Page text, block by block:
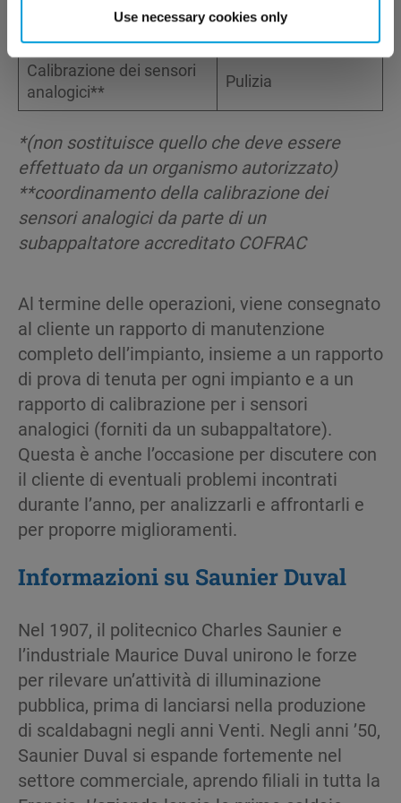
Use necessary cookies only
Test di tenuta
Calibrazione dei sensori
analogici**
Pulizia
*(non sostituisce quello che deve essere
effettuatoda un organismo autorizzato)
**coordinamento della calibrazionedei
sensori analogicida parte di un
subappaltatore accreditatoCOFRAC
Al termine delle operazioni, viene consegnato
al cliente un rapporto di manutenzione
completo dell’impianto, insieme a un rapporto
di prova di tenuta per ogni impianto e a un
rapporto di calibrazione per i sensori
analogici (forniti da un subappaltatore).
Questa è anche l’occasione per discutere con
il cliente di eventuali problemi incontrati
durante l’anno, per analizzarli e affrontarli e
per proporre miglioramenti.
Informazioni su Saunier Duval
Nel 1907, il politecnico Charles Saunier e
l’industriale Maurice Duval unirono le forze
per rilevare un’attività di illuminazione
pubblica, prima di lanciarsi nella produzione
di scaldabagni negli anni Venti. Negli anni ’50,
Saunier Duval si espande fortemente nel
settore commerciale, aprendo filiali in tutta la